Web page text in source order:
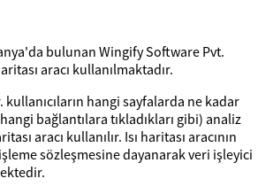
bulunan Wingify Software Pvt.
aracı kullanılmaktadır.
kullanıcıların hangi sayfalarda ne kadar
bağlantılara tıkladıkları gibi) analiz
aracı kullanılır. Isı haritası aracının
işleme sözleşmesine dayanarak veri işleyici